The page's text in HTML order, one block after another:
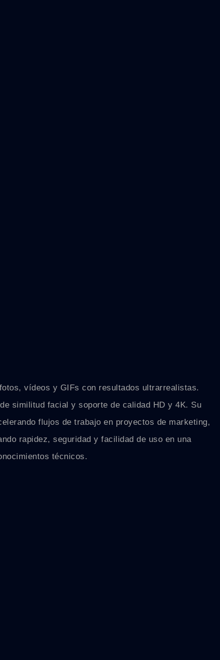
vídeos y GIFs con resultados ultrarrealistas.
similitud facial y soporte de calidad HD y 4K. Su
flujos de trabajo en proyectos de marketing,
rapidez, seguridad y facilidad de uso en una
técnicos.